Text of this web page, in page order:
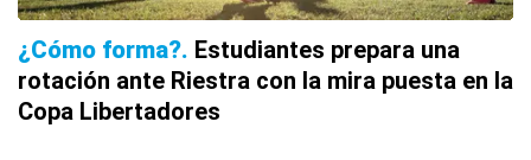
¿Cómo forma? Estudiantes prepara una
rotación ante Riestra con la mira puesta en la
Copa Libertadores